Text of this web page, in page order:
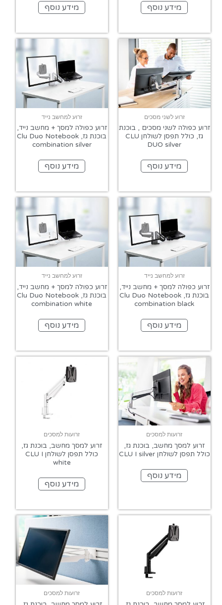
מידע נוסף מידע נוסף
זרוע לשני מסכים
זרוע כפולה לשני מסכים , בוכנת
גז, כולל תפסן לשולחן CLU
DUO silver
מידע נוסף
זרוע למחשב נייד
זרוע כפולה למסך + מחשב נייד,
בוכנת גז, Clu Duo Notebook
combination silver
מידע נוסף
זרוע למחשב נייד
זרוע כפולה למסך + מחשב נייד,
בוכנת גז, Clu Duo Notebook
combination black
מידע נוסף
זרוע למחשב נייד
זרוע כפולה למסך + מחשב נייד,
בוכנת גז, Clu Duo Notebook
combination white
מידע נוסף
זרועות למסכים
זרוע למסך מחשב, בוכנת גז,
כולל תפסן לשולחן CLU I silver
מידע נוסף
זרועות למסכים
זרוע למסך מחשב, בוכנת גז,
כולל תפסן לשולחן CLU I
white
מידע נוסף
זרועות למסכים זרועות למסכים